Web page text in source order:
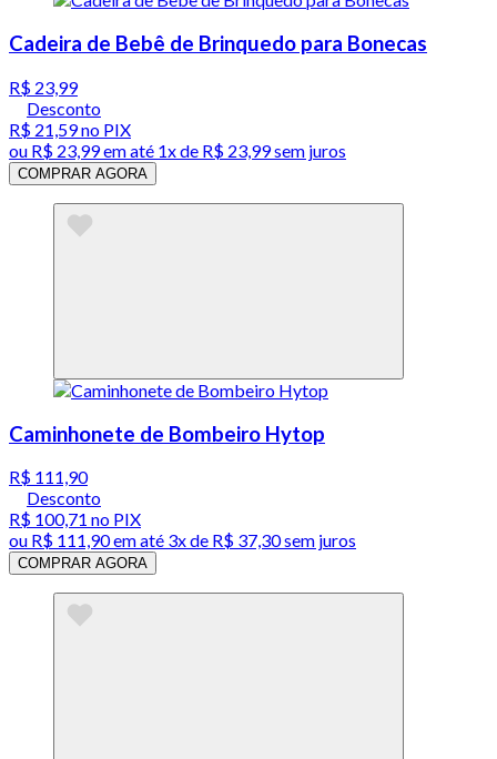
Cadeira de Bebê de Brinquedo para Bonecas
R$ 23,99
Desconto
R$ 21,59no PIX
ou R$ 23,99em até 1x de R$ 23,99sem juros
COMPRAR AGORA
Caminhonete de Bombeiro Hytop
R$ 111,90
Desconto
R$ 100,71 no PIX
ou R$ 111,90em até 3x de R$ 37,30 sem juros
COMPRAR AGORA